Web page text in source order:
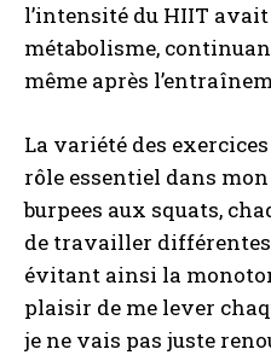
l’intensité du HIIT
métabolisme,
même après
La variété des
rôle essentiel dans
burpees aux squats,
de travailler
évitant ainsi la
plaisir de me lever
je ne vais pas juste